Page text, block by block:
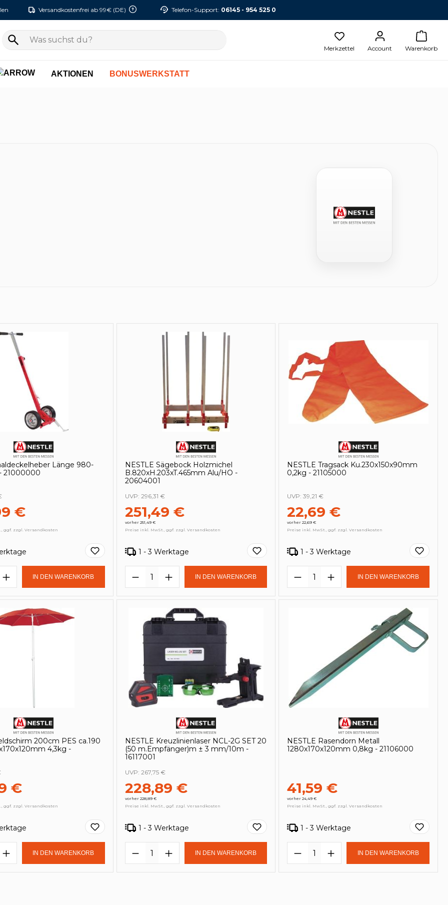
Versandkostenfrei ab 99€ (DE) Telefon-Support: 06145 - 954 525 0
Merkzettel Account Warenkorb
AKTIONEN BONUSWERKSTATT
Länge 980-
21000000
€
ggf. zzgl. Versandkosten
Anzahl: Gib den gewünschten Wert ein oder benutze die Schaltflächen
IN DEN WARENKORB
NESTLE Sägebock Holzmichel
B.820xH.203xT.465mm Alu/HO -
20604001
251,49 €
vorher 251,49 €
UVP: 296,31 €
Preise inkl. MwSt., ggf. zzgl. Versandkosten
1 - 3 Werktage
Produkt Anzahl: Gib den gewünschten Wert ein
IN DEN WARENKORB
NESTLE Tragsack Ku.230x150x90mm
0,2kg - 21105000
22,69 €
vorher 22,69 €
UVP:39,21 €
Preise inkl. MwSt., ggf. zzgl. Versandkosten
1 - 3 Werktage
Produkt Anzahl: Gib den
IN DEN WARENKORB
200cm PES ca.190
4,3kg -
€
ggf. zzgl. Versandkosten
Anzahl: Gib den gewünschten Wert ein oder benutze die Schaltflächen
IN DEN WARENKORB
NESTLE Kreuzlinienlaser NCL-2G SET 20
(50 m.Empfänger)m ± 3 mm/10m -
16117001
228,89 €
vorher 228,89 €
UVP: 267,75 €
Preise inkl. MwSt., ggf. zzgl. Versandkosten
1 - 3 Werktage
Produkt Anzahl: Gib den gewünschten Wert ein
IN DEN WARENKORB
NESTLE Rasendorn Metall
1280x170x120mm 0,8kg - 21106000
41,59 €
vorher 24,49 €
Preise inkl. MwSt., ggf. zzgl. Versandkosten
1 - 3 Werktage
Produkt Anzahl: Gib den
IN DEN WARENKORB